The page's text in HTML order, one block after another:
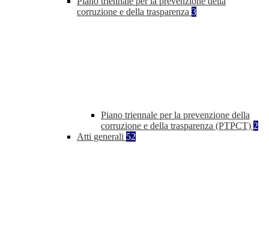
corruzione e della trasparenza 3
Piano triennale per la prevenzione della
corruzione e della trasparenza (PTPCT) 2
Atti generali 52